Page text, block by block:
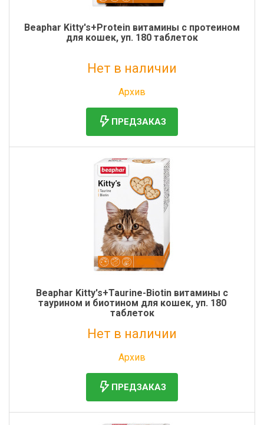
Beaphar Kitty's+Protein витамины с протеином
для кошек, уп. 180 таблеток
Нет в наличии
Архив
ПРЕДЗАКАЗ
Beaphar Kitty's+Taurine-Biotin витамины с
таурином и биотином для кошек, уп. 180
таблеток
Нет в наличии
Архив
ПРЕДЗАКАЗ